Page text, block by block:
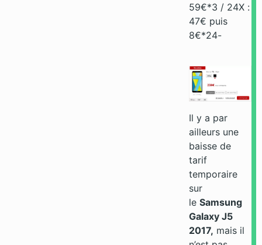
59€*3 / 24X :
47€ puis
8€*24-
Il y a par
ailleurs une
baisse de
tarif
temporaire
sur
le Samsung
Galaxy J5
2017, mais il